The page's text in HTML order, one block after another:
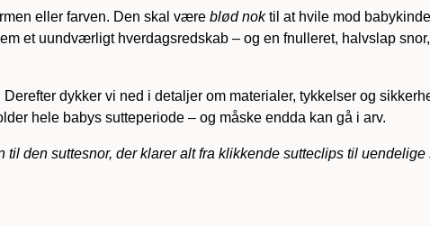
eller farven. Den skal være blød noktil at hvile mod
et uundværligt hverdagsredskab – og en fnulleret, halvslap
dykker vi ned i detaljer om materialer, tykkelser og
hele babys sutteperiode – og måske endda kan gå i arv.
den suttesnor, der klarer alt fra klikkende sutteclips til uendelige